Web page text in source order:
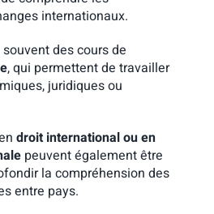
internationaux.
des cours de
, qui permettent de travailler
juridiques ou
droit international ou en
peuvent également être
la compréhension des
entre pays.